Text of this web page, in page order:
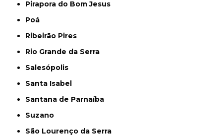
Pirapora do Bom Jesus
Poá
Ribeirão Pires
Rio Grande da Serra
Salesópolis
Santa Isabel
Santana de Parnaíba
Suzano
São Lourenço da Serra